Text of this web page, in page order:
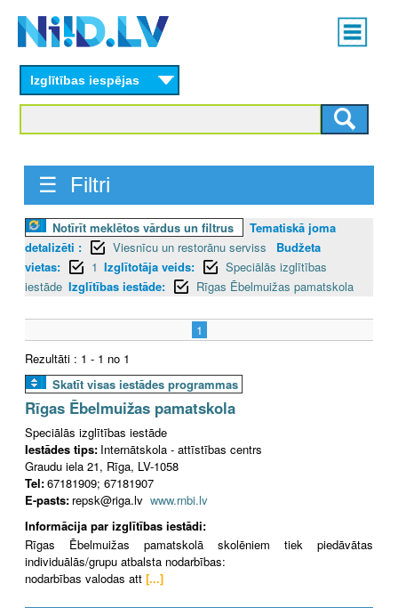
content
Main
menu
Izglītības iespējas
☰ Filtri
Notīrīt meklētos vārdus un filtrus
Tematiskā joma
detalizēti :
Viesnīcu un restorānu serviss
Budžeta
vietas:
1 Izglītotāja veids:
Speciālās izglītības
iestāde Izglītības iestāde: Rīgas Ēbelmuižas pamatskola
1
Rezultāti : 1 - 1 no 1
Skatīt visas iestādes programmas
Rīgas Ēbelmuižas pamatskola
Speciālās izglītības iestāde
Iestādes tips: Internātskola - attīstības centrs
Graudu iela 21, Rīga, LV-1058
Tel:67181909; 67181907
E-pasts: repsk@riga.lv www.rnbi.lv
Informācija par izglītības iestādi:
Rīgas Ēbelmuižas pamatskolā skolēniem tiek piedāvātas
individuālās/grupu atbalsta nodarbības:
nodarbības valodas att [...]